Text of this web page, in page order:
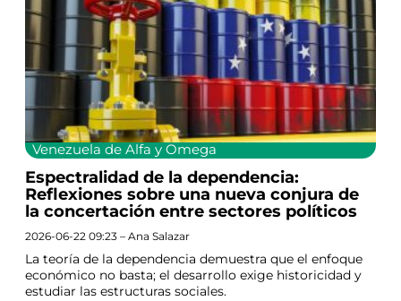
Venezuela de Alfa y Omega
Espectralidad de la dependencia:
Reflexiones sobre una nueva conjura de
la concertación entre sectores políticos
2026-06-22 09:23 – Ana Salazar
La teoría de la dependencia demuestra que el enfoque
económico no basta; el desarrollo exige historicidad y
estudiar las estructuras sociales.